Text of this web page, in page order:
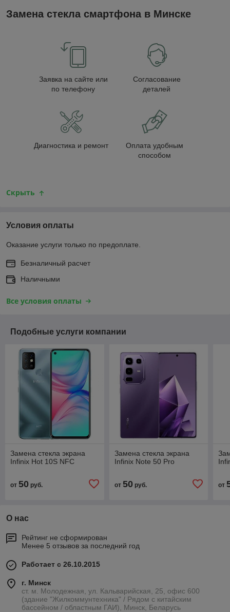
Замена стекла смартфона в Минске
Заявка на сайте или
по телефону
Согласование
деталей
Диагностика и ремонт
Оплата удобным
способом
Скрыть
Условия оплаты
Оказание услуги только по предоплате.
Безналичный расчет
Наличными
Все условия оплаты
Подобные услуги компании
Замена стекла экрана
Infinix Hot 10S NFC
от 50 руб.
Замена стекла экрана
Infinix Note 50 Pro
от 50руб. от
О нас
Рейтинг не сформирован
Менее 5 отзывов за последний год
Работает с 26.10.2015
г. Минск
ст. м. Молодежная, ул. Кальварийская, 25, офис 600
(здание "Жилкоммунтехника" / Рядом с китайским
бассейном / областным ГАИ), Минск, Беларусь